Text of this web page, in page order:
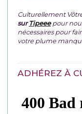
Culturellement
surTipeeepour
nécessaires pour
votre plume
ADHÉREZ À